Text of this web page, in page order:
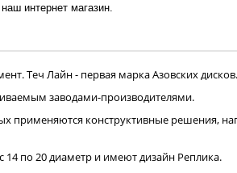
интернет магазин.
Теч Лайн - первая марка Азовских дисков.
заводами-производителями.
применяются конструктивные решения,
14 по 20 диаметр и имеют дизайн Реплика.